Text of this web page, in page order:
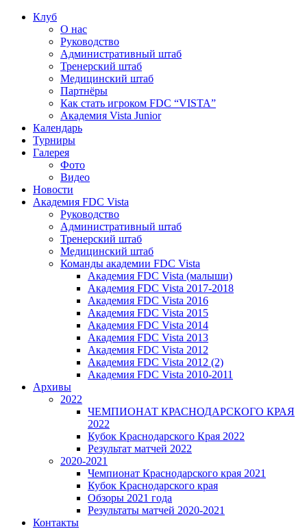
Клуб
О нас
Руководство
Административный штаб
Тренерский штаб
Медицинский штаб
Партнёры
Как стать игроком FDC “VISTA”
Академия Vista Junior
Календарь
Турниры
Галерея
Фото
Видео
Новости
Академия FDC Vista
Руководство
Административный штаб
Тренерский штаб
Медицинский штаб
Команды академии FDC Vista
Академия FDC Vista (малыши)
Академия FDC Vista 2017-2018
Академия FDC Vista 2016
Академия FDC Vista 2015
Академия FDC Vista 2014
Академия FDC Vista 2013
Академия FDC Vista 2012
Академия FDC Vista 2012 (2)
Академия FDC Vista 2010-2011
Архивы
2022
ЧЕМПИОНАТ КРАСНОДАРСКОГО КРАЯ
2022
Кубок Краснодарского Края 2022
Результат матчей 2022
2020-2021
Чемпионат Краснодарского края 2021
Кубок Краснодарского края
Обзоры 2021 года
Результаты матчей 2020-2021
Контакты